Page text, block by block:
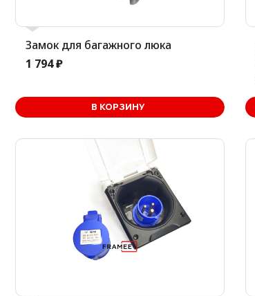
Замок для багажного люка
1 794 ₽
В КОРЗИНУВ корзине